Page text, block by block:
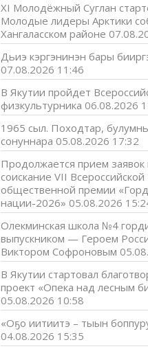
XI Молодёжный Суглан
Молодые лидеры Арктики
Хангаласском районе
Дьиэ кэргэнинэн бары
07.08.2026 11:46
В Якутии пройдет
физкультурника 06.08.2026
1965 сыл. Походтар,
сонуннара 05.08.2026 17:32
Продолжается прием заявок
соискание VII Всероссийской
общественной премии
нации-2026» 05.08.2026
Олекминская школа №4
выпускником — Героем
Виктором Софроновым
В Якутии стартовал
проект «Опека над лесным
05.08.2026 10:58
«Оҕо иитиитэ – тыын
04.08.2026 15:35